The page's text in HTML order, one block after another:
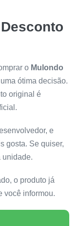
o Mulondo
ótima decisão.
original é
e
gosta. Se quiser,
unidade.
o produto já
você informou.